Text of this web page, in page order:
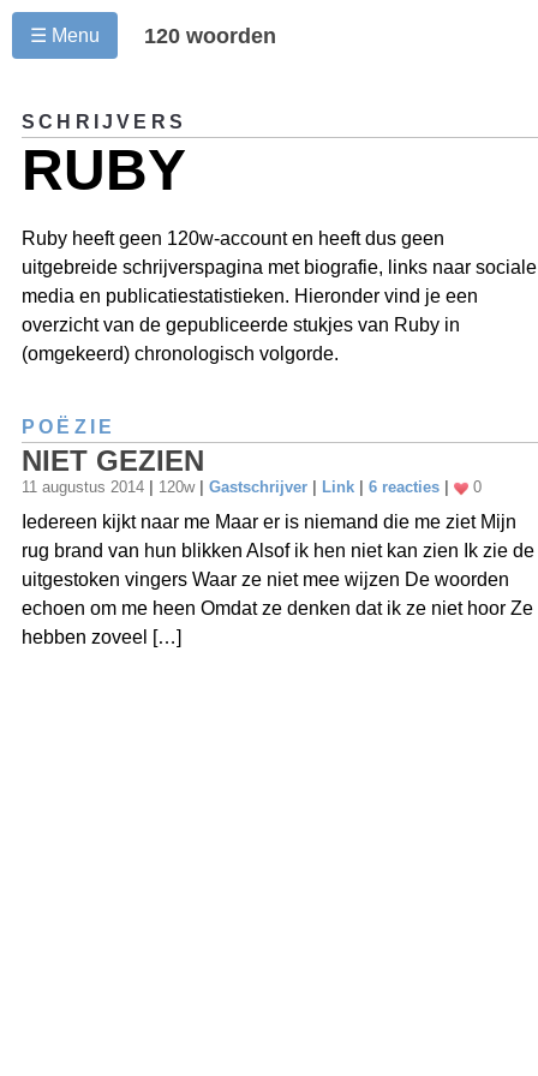
☰ Menu 120 woorden
SCHRIJVERS
RUBY
Ruby heeft geen 120w-account en heeft dus geen
uitgebreide schrijverspagina met biografie, links naar sociale
media en publicatiestatistieken. Hieronder vind je een
overzicht van de gepubliceerde stukjes van Ruby in
(omgekeerd) chronologisch volgorde.
POËZIE
NIET GEZIEN
11 augustus 2014 120w Gastschrijver Link 6 reacties 0
Iedereen kijkt naar me Maar er is niemand die me ziet Mijn
rug brand van hun blikken Alsof ik hen niet kan zien Ik zie de
uitgestoken vingers Waar ze niet mee wijzen De woorden
echoen om me heen Omdat ze denken dat ik ze niet hoor Ze
hebben zoveel […]